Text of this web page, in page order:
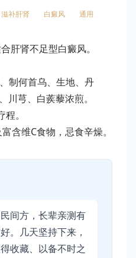
滋补肝肾 白癜风 通用
肝肾不足型白癜风。
制何首乌、生地、丹
川芎、白蒺藜浓煎。
。
含维C食物，忌食辛燥。
间方，长辈亲测有
。几天坚持下来，
收藏、以备不时之